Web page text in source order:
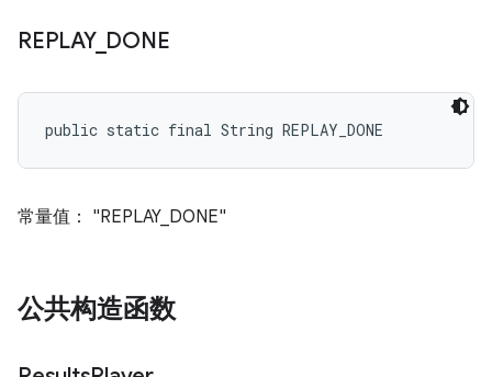
REPLAY_ DONE
public static final String REPLAY_DONE
常量值： "REPLAY_DONE"
公共构造函数